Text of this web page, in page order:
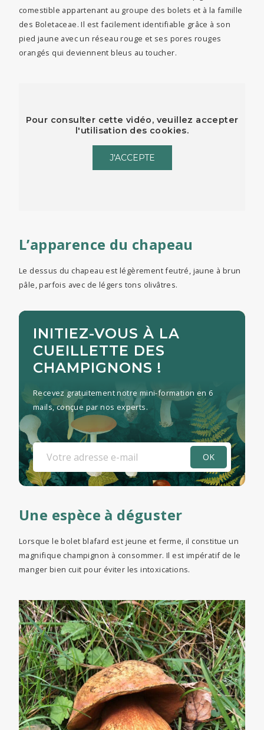
comestible appartenant au groupe des bolets et à la famille
des Boletaceae. Il est facilement identifiable grâce à son
pied jaune avec un réseau rouge et ses pores rouges
orangés qui deviennent bleus au toucher.
Pour consulter cette vidéo, veuillez accepter
l'utilisation des cookies.
J'ACCEPTE
L’apparence du chapeau
Le dessus du chapeau est légèrement feutré, jaune à brun
pâle, parfois avec de légers tons olivâtres.
INITIEZ-VOUS À LA
CUEILLETTE DES
CHAMPIGNONS !
Recevez gratuitement notre mini-formation en 6
mails, conçue par nos experts.
Une espèce à déguster
Lorsque le bolet blafard est jeune et ferme, il constitue un
magnifique champignon à consommer. Il est impératif de le
manger bien cuit pour éviter les intoxications.